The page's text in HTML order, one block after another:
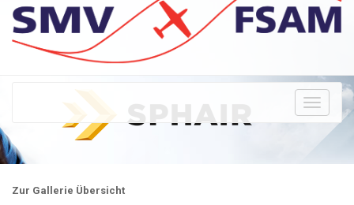
Zur Gallerie Übersicht